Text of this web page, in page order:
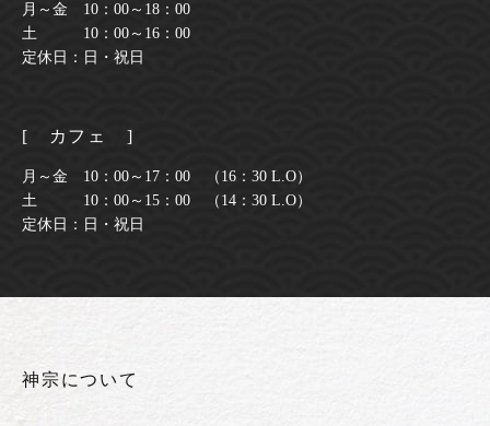
月～金 10：00～18：00
土 10：00～16：00
定休日：日・祝日
[ カフェ ]
月～金 10：00～17：00 （16：30 L.O）
土 10：00～15：00 （14：30 L.O）
定休日：日・祝日
神宗について